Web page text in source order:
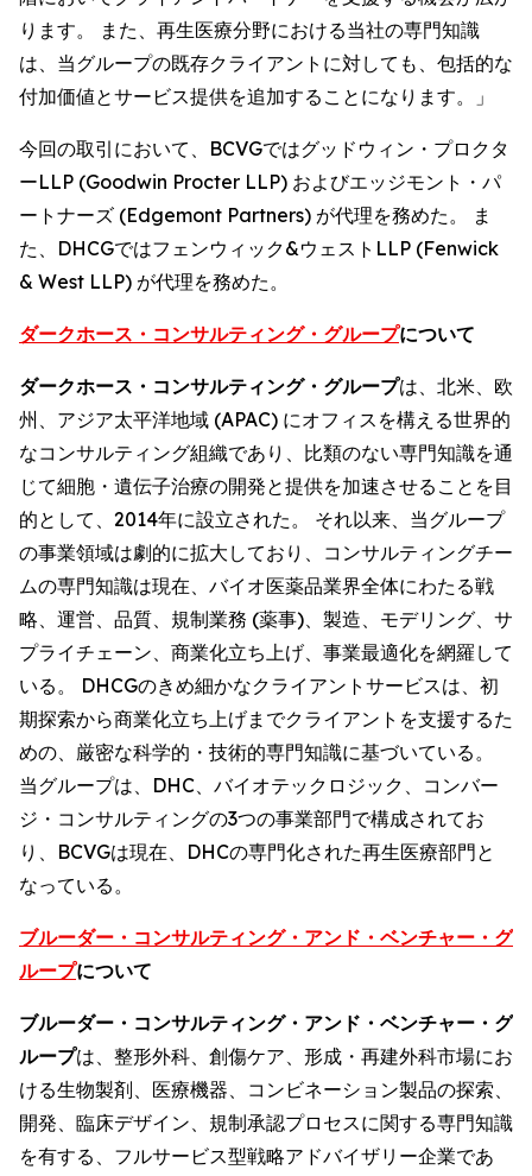
ります。 また、再生医療分野における当社の専門知識
は、当グループの既存クライアントに対しても、包括的な
付加価値とサービス提供を追加することになります。」
今回の取引において、BCVGではグッドウィン・プロクタ
ーLLP (Goodwin Procter LLP) およびエッジモント・パ
ートナーズ (Edgemont Partners) が代理を務めた。 ま
た、DHCGではフェンウィック&ウェストLLP (Fenwick
& West LLP) が代理を務めた。
ダークホース・コンサルティング・グループについて
ダークホース・コンサルティング・グループは、北米、欧
州、アジア太平洋地域 (APAC) にオフィスを構える世界的
なコンサルティング組織であり、比類のない専門知識を通
じて細胞・遺伝子治療の開発と提供を加速させることを目
的として、2014年に設立された。 それ以来、当グループ
の事業領域は劇的に拡大しており、コンサルティングチー
ムの専門知識は現在、バイオ医薬品業界全体にわたる戦
略、運営、品質、規制業務 (薬事)、製造、モデリング、サ
プライチェーン、商業化立ち上げ、事業最適化を網羅して
いる。 DHCGのきめ細かなクライアントサービスは、初
期探索から商業化立ち上げまでクライアントを支援するた
めの、厳密な科学的・技術的専門知識に基づいている。
当グループは、DHC、バイオテックロジック、コンバー
ジ・コンサルティングの3つの事業部門で構成されてお
り、BCVGは現在、DHCの専門化された再生医療部門と
なっている。
ブルーダー・コンサルティング・アンド・ベンチャー・グ
ループについて
ブルーダー・コンサルティング・アンド・ベンチャー・グ
ループは、整形外科、創傷ケア、形成・再建外科市場にお
ける生物製剤、医療機器、コンビネーション製品の探索、
開発、臨床デザイン、規制承認プロセスに関する専門知識
を有する、フルサービス型戦略アドバイザリー企業であ